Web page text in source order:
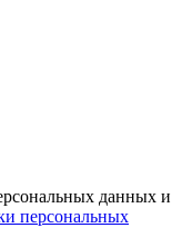
данных и
персональных